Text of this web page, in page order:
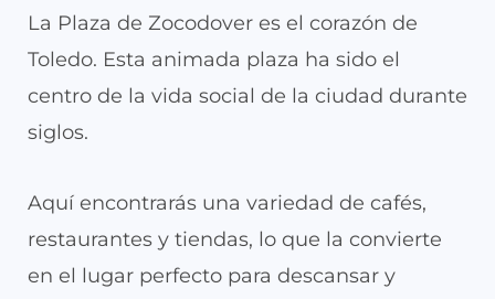
La Plaza de Zocodover es el corazón de
Toledo. Esta animada plaza ha sido el
centro de la vida social de la ciudad durante
siglos.
Aquí encontrarás una variedad de cafés,
restaurantes y tiendas, lo que la convierte
en el lugar perfecto para descansar y